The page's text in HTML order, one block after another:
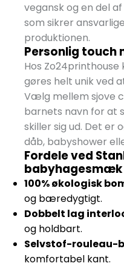
vegansk og en del
som sikrer
produktionen.
Personlig touch
Hos
gøres helt unik ved
Vælg mellem sjove
barnets navn for at
skiller sig ud. Det er
dåb, babyshower
Fordele ved
babyhagesmæk
100% økologisk
og bæredygtigt.
Dobbelt lag
og holdbart.
Selvstof-rouleau-
komfortabel kant.